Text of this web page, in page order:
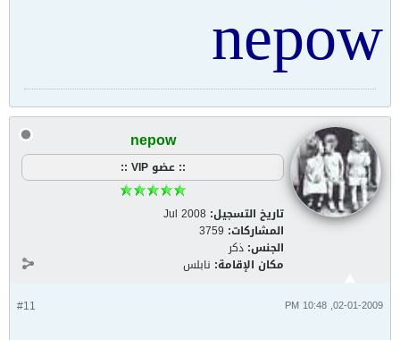
nepow
nepow
:: عضو VIP ::
تاريخ التسجيل: Jul 2008
المشاركات: 3759
الجنس: ذكر
مكان الإقامة: نابلس
#11 02-01-2009, 10:48 PM